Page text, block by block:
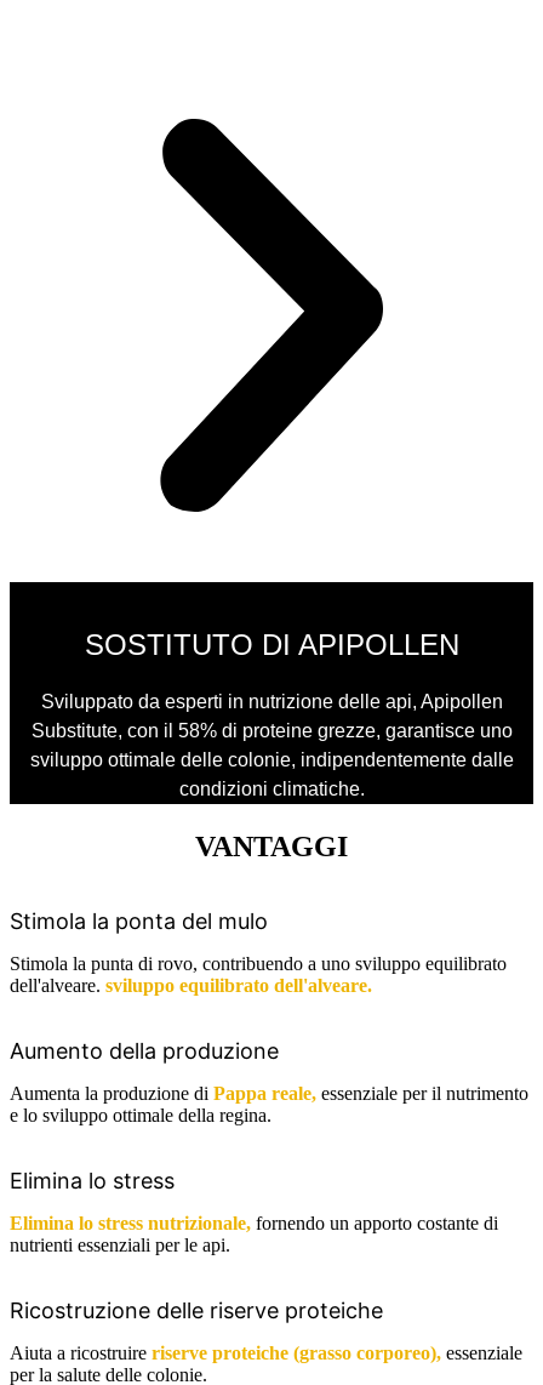
SOSTITUTO DI APIPOLLEN
Sviluppato da esperti in nutrizione delle api, Apipollen
Substitute, con il 58% di proteine grezze, garantisce uno
sviluppo ottimale delle colonie, indipendentemente dalle
condizioni climatiche.
VANTAGGI
Stimola la ponta del mulo
Stimola la punta di rovo, contribuendo a uno sviluppo equilibrato
dell'alveare. sviluppo equilibrato dell'alveare.
Aumento della produzione
Aumenta la produzione di Pappa reale, essenziale per il nutrimento
e lo sviluppo ottimale della regina.
Elimina lo stress
Elimina lo stress nutrizionale, fornendo un apporto costante di
nutrienti essenziali per le api.
Ricostruzione delle riserve proteiche
Aiuta a ricostruire riserve proteiche (grasso corporeo), essenziale
per la salute delle colonie.